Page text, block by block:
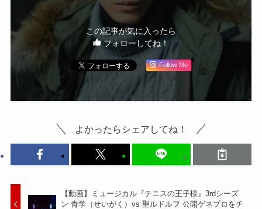
この記事が気に入ったら
フォローしてね！
Follow Me
よかったらシェアしてね！
【動画】ミュージカル『テニスの王子様』3rdシーズ
ン 青学（せいがく）vs 聖ルドルフ 公開ゲネプロをチ